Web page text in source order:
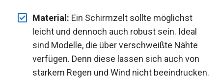
Material: Ein Schirmzelt sollte möglichst
leicht und dennoch auch robust sein. Ideal
sind Modelle, die über verschweißte Nähte
verfügen. Denn diese lassen sich auch von
starkem Regen und Wind nicht beeindrucken.